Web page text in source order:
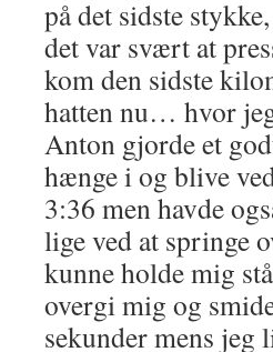
på det sidste
det var svært at
kom den sidste
hatten nu… hvor
Anton gjorde et
hænge i og blive
3:36 men havde
lige ved at springe
kunne holde mig
overgi mig og
sekunder mens